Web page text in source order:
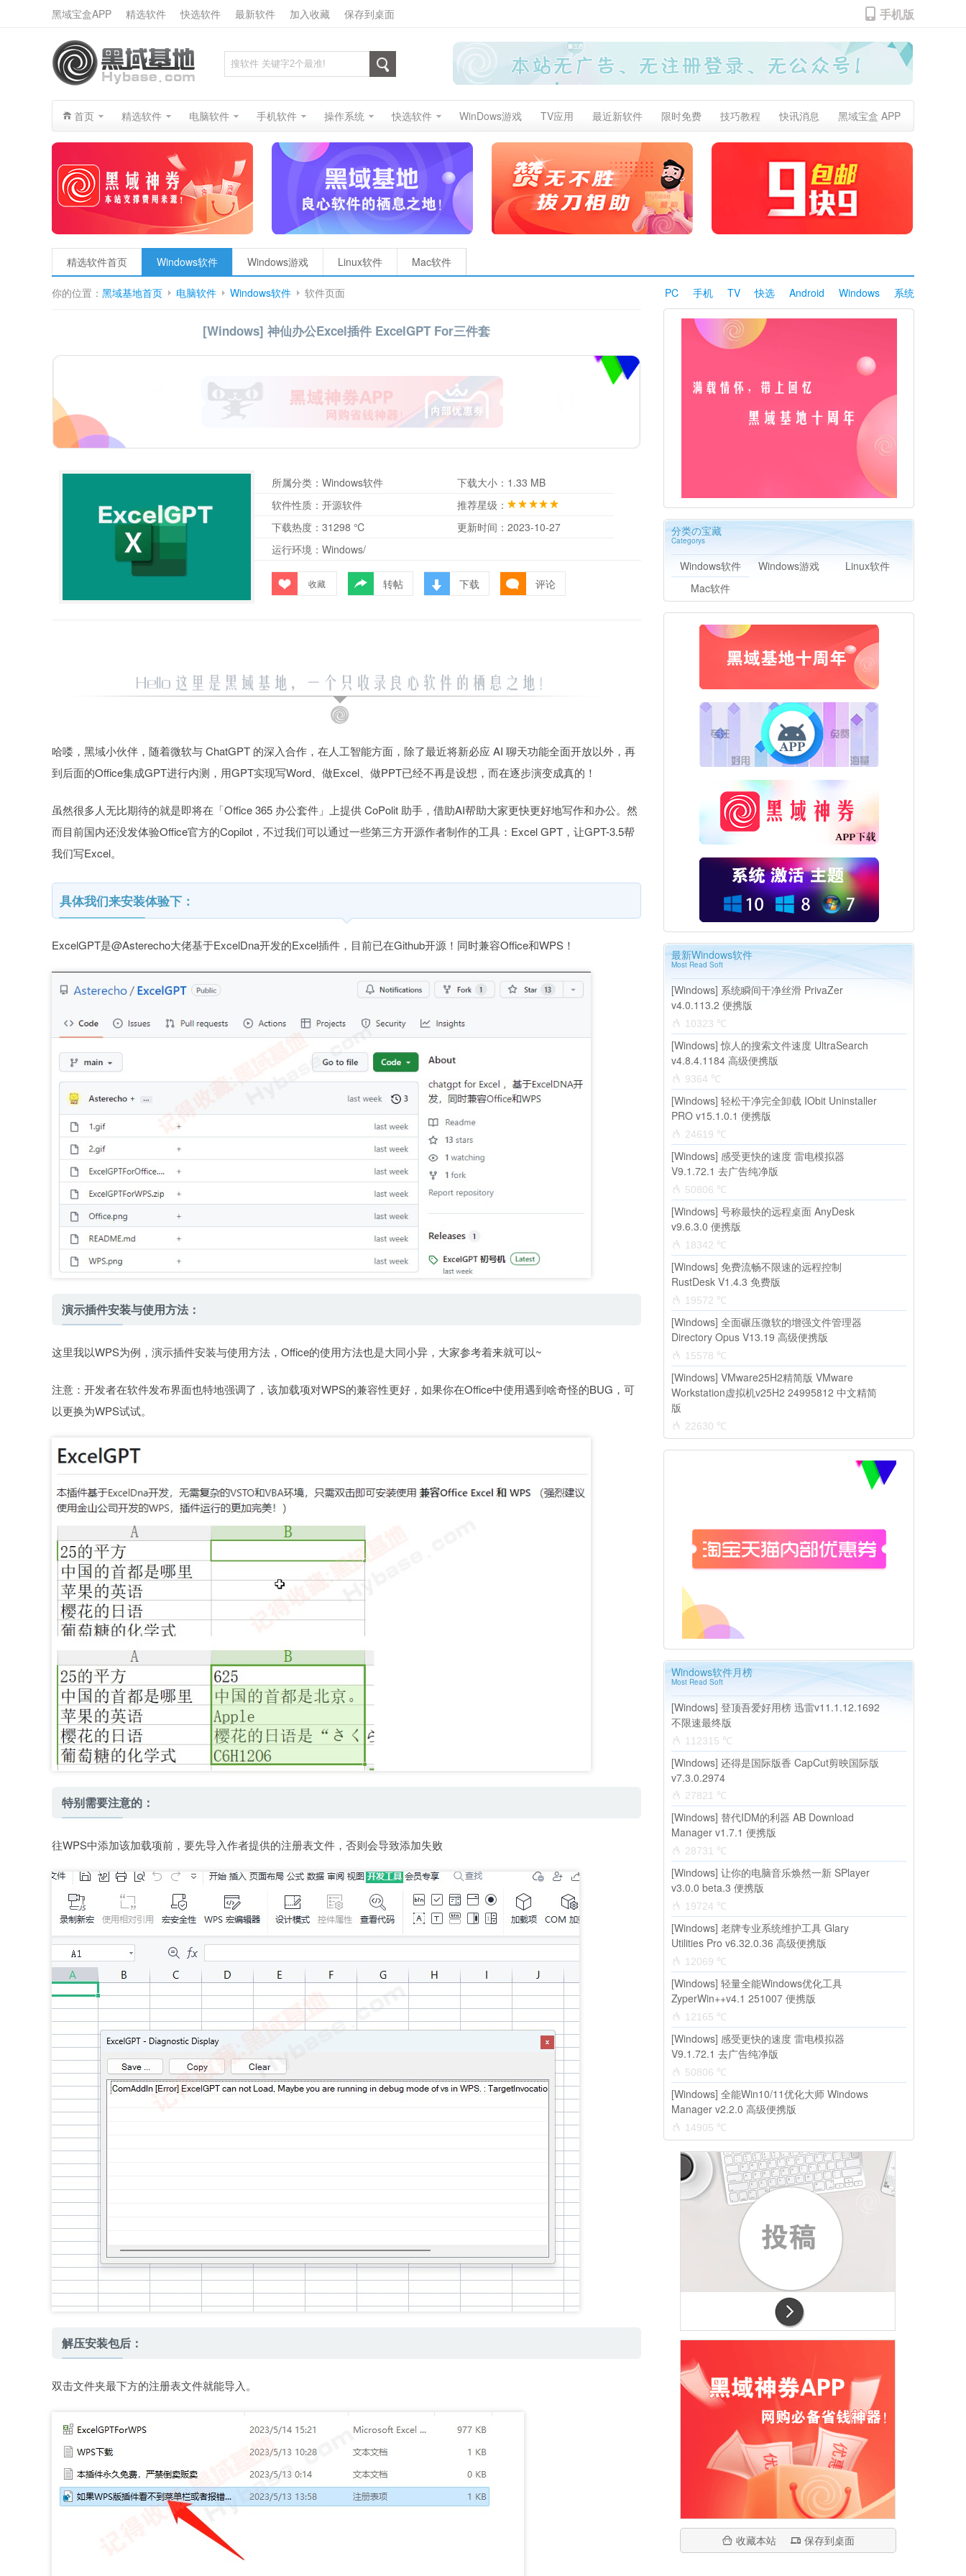
黑域宝盒APP 精选软件 快选软件 最新软件 加入收藏 保存到桌面 手机版
首页 精选软件 电脑软件 手机软件 操作系统 快选软件 WinDows游戏 TV应用 最近新软件 限时免费 技巧教程 快讯消息 黑域宝盒 APP
精选软件首页 Windows软件 Windows游戏 Linux软件 Mac软件
你的位置： 黑域基地首页 电脑软件 Windows软件 软件页面 PC 手机 TV 快选 Android Windows 系统
[Windows] 神仙办公Excel插件 ExcelGPT For三件套
所属分类： Windows软件 下载大小： 1.33 MB
软件性质： 开源软件
推荐星级：
下载热度： 31298 ℃ 更新时间： 2023-10-27
运行环境： Windows/
收藏 转帖 下载 评论
哈喽，黑域小伙伴，随着微软与 ChatGPT 的深入合作，在人工智能方面，除了最近将新必应 AI 聊天功能全面开放以外，再
到后面的Office集成GPT进行内测，用GPT实现写Word、做Excel、做PPT已经不再是设想，而在逐步演变成真的！
虽然很多人无比期待的就是即将在「Office 365 办公套件」上提供 CoPolit 助手，借助AI帮助大家更快更好地写作和办公。然
而目前国内还没发体验Office官方的Copilot，不过我们可以通过一些第三方开源作者制作的工具：Excel GPT，让GPT-3.5帮
我们写Excel。
具体我们来安装体验下：
ExcelGPT是@Asterecho大佬基于ExcelDna开发的Excel插件，目前已在Github开源！同时兼容Office和WPS！
演示插件安装与使用方法：
这里我以WPS为例，演示插件安装与使用方法，Office的使用方法也是大同小异，大家参考着来就可以~
注意：开发者在软件发布界面也特地强调了，该加载项对WPS的兼容性更好，如果你在Office中使用遇到啥奇怪的BUG，可
以更换为WPS试试。
特别需要注意的：
往WPS中添加该加载项前，要先导入作者提供的注册表文件，否则会导致添加失败
解压安装包后：
双击文件夹最下方的注册表文件就能导入。
分类の宝藏
Categorys
Windows软件 Windows游戏
Linux软件
Mac软件
最新Windows软件
Most Read Soft
[Windows] 系统瞬间干净丝滑 PrivaZer
v4.0.113.2 便携版
10323 ℃
[Windows] 惊人的搜索文件速度 UltraSearch
v4.8.4.1184 高级便携版
9364 ℃
[Windows] 轻松干净完全卸载 IObit Uninstaller
PRO v15.1.0.1 便携版
24619 ℃
[Windows] 感受更快的速度 雷电模拟器
V9.1.72.1 去广告纯净版
50806 ℃
[Windows] 号称最快的远程桌面 AnyDesk
v9.6.3.0 便携版
18342 ℃
[Windows] 免费流畅不限速的远程控制
RustDesk V1.4.3 免费版
19572 ℃
[Windows] 全面碾压微软的增强文件管理器
Directory Opus V13.19 高级便携版
15578 ℃
[Windows] VMware25H2精简版 VMware
Workstation虚拟机v25H2 24995812 中文精简
版
22630 ℃
Windows软件月榜
Most Read Soft
[Windows] 登顶吾爱好用榜 迅雷v11.1.12.1692
不限速最终版
112315 ℃
[Windows] 还得是国际版香 CapCut剪映国际版
v7.3.0.2974
27821 ℃
[Windows] 替代IDM的利器 AB Download
Manager v1.7.1 便携版
28731 ℃
[Windows] 让你的电脑音乐焕然一新 SPlayer
v3.0.0 beta.3 便携版
19724 ℃
[Windows] 老牌专业系统维护工具 Glary
Utilities Pro v6.32.0.36 高级便携版
12069 ℃
[Windows] 轻量全能Windows优化工具
ZyperWin++v4.1 251007 便携版
12165 ℃
[Windows] 感受更快的速度 雷电模拟器
V9.1.72.1 去广告纯净版
50806 ℃
[Windows] 全能Win10/11优化大师 Windows
Manager v2.2.0 高级便携版
14905 ℃
收藏本站 保存到桌面